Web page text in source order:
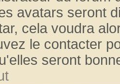
avatars seront
cela voudra
le contacter
seront